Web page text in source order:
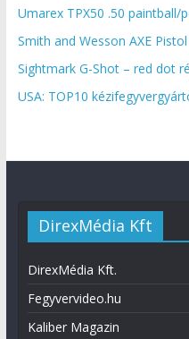
Umarex TPX50 .50
Smith and Wesson AXE
Sightmark G-Shot – red dot
USA: TOP10
DirexMédia Kft
DirexMédia Kft.
Fegyvervideo.hu
Kaliber Magazin